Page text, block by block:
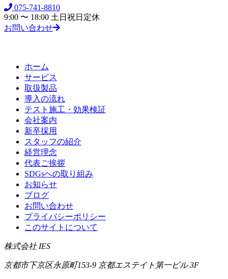
075-741-8810
9:00 〜 18:00 土日祝日定休
お問い合わせ
ホーム
サービス
取扱製品
導入の流れ
テスト施工・効果検証
会社案内
新卒採用
スタッフの紹介
経営理念
代表ご挨拶
SDGsへの取り組み
お知らせ
ブログ
お問い合わせ
プライバシーポリシー
このサイトについて
株式会社 IES
京都市下京区永原町153-9 京都エステイト第一ビル 3F